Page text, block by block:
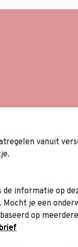
vanuit
de informatie op
je een
op